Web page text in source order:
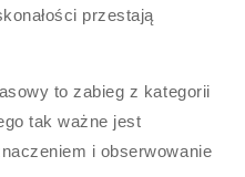
przestają
to zabieg z kategorii
tak ważne jest
i obserwowanie